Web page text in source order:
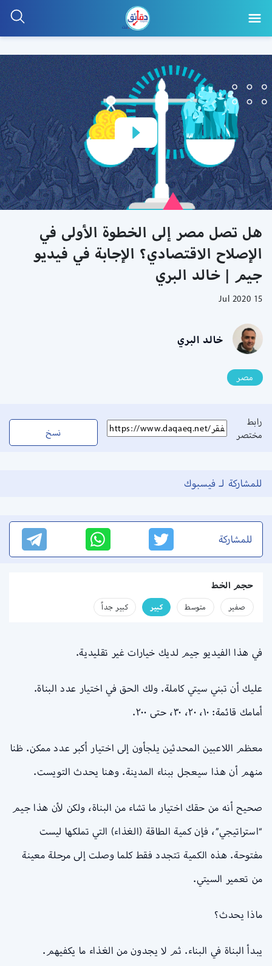
هل تصل مصر إلى الخطوة الأولى في
الإصلاح الاقتصادي؟ الإجابة في فيديو
جيم | خالد البري
15 Jul 2020
خالد البري
مصر
رابط
مختصر
نسخ
للمشاركة لـ فيسبوك
للمشاركة
حجم الخط
صفير متوسط كبير كبير جداً
في هذا الفيديو جيم لديك خيارات غير تقليدية.
عليك أن تبني سيتي كاملة. ولك الحق في اختيار عدد البناة.
أمامك قائمة: ١٠، ٢٠، ٣٠، حتى ٢٠٠.
معظم اللاعبين المحدثين يلجأون إلى اختيار أكبر عدد ممكن. ظنا
منهم أن هذا سيعجل ببناء المدينة. وهنا يحدث التويست.
صحيح أنه من حقك اختيار ما تشاء من البناة، ولكن لأن هذا جيم
“استراتيجي”، فإن كمية الطاقة (الغذاء) التي تملكها ليست
مفتوحة. هذه الكمية تتجدد فقط كلما وصلت إلى مرحلة معينة
من تعمير السيتي.
ماذا يحدث؟
يبدأ البناة في البناء. ثم لا يجدون من الغذاء ما يكفيهم.